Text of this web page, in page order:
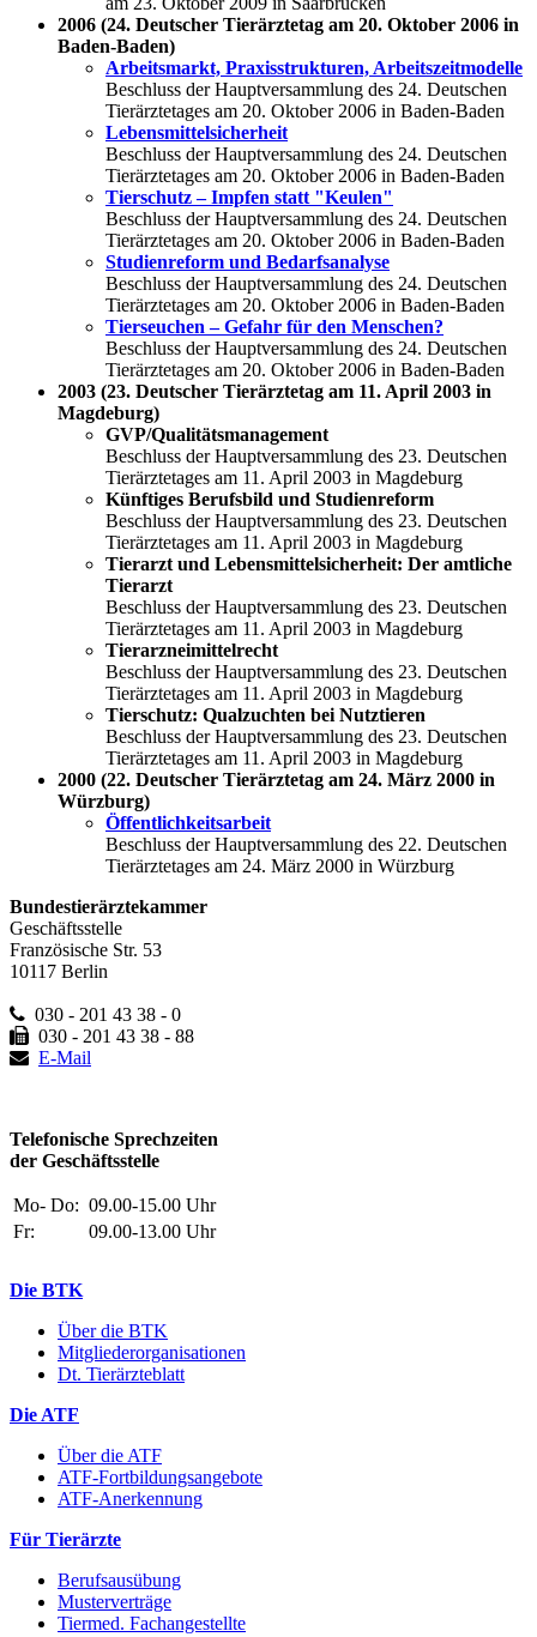
2006 (24. Deutscher Tierärztetag am 20. Oktober 2006 in
Baden-Baden)
Arbeitsmarkt, Praxisstrukturen, Arbeitszeitmodelle
Beschluss der Hauptversammlung des 24. Deutschen
Tierärztetages am 20. Oktober 2006 in Baden-Baden
Lebensmittelsicherheit
Beschluss der Hauptversammlung des 24. Deutschen
Tierärztetages am 20. Oktober 2006 in Baden-Baden
Tierschutz – Impfen statt "Keulen"
Beschluss der Hauptversammlung des 24. Deutschen
Tierärztetages am 20. Oktober 2006 in Baden-Baden
Studienreform und Bedarfsanalyse
Beschluss der Hauptversammlung des 24. Deutschen
Tierärztetages am 20. Oktober 2006 in Baden-Baden
Tierseuchen – Gefahr für den Menschen?
Beschluss der Hauptversammlung des 24. Deutschen
Tierärztetages am 20. Oktober 2006 in Baden-Baden
2003 (23. Deutscher Tierärztetag am 11. April 2003 in
Magdeburg)
GVP/Qualitätsmanagement
Beschluss der Hauptversammlung des 23. Deutschen
Tierärztetages am 11. April 2003 in Magdeburg
Künftiges Berufsbild und Studienreform
Beschluss der Hauptversammlung des 23. Deutschen
Tierärztetages am 11. April 2003 in Magdeburg
Tierarzt und Lebensmittelsicherheit: Der amtliche
Tierarzt
Beschluss der Hauptversammlung des 23. Deutschen
Tierärztetages am 11. April 2003 in Magdeburg
Tierarzneimittelrecht
Beschluss der Hauptversammlung des 23. Deutschen
Tierärztetages am 11. April 2003 in Magdeburg
Tierschutz: Qualzuchten bei Nutztieren
Beschluss der Hauptversammlung des 23. Deutschen
Tierärztetages am 11. April 2003 in Magdeburg
2000 (22. Deutscher Tierärztetag am 24. März 2000 in
Würzburg)
Öffentlichkeitsarbeit
Beschluss der Hauptversammlung des 22. Deutschen
Tierärztetages am 24. März 2000 in Würzburg
Bundestierärztekammer
Geschäftsstelle
Französische Str. 53
10117 Berlin
030 - 201 43 38 - 0
030 - 201 43 38 - 88
E-Mail
Telefonische Sprechzeiten
der Geschäftsstelle
Mo- Do: 09.00-15.00 Uhr
Fr:
09.00-13.00 Uhr
Die BTK
Über die BTK
Mitgliederorganisationen
Dt. Tierärzteblatt
Die ATF
Über die ATF
ATF-Fortbildungsangebote
ATF-Anerkennung
Für Tierärzte
Berufsausübung
Musterverträge
Tiermed. Fachangestellte